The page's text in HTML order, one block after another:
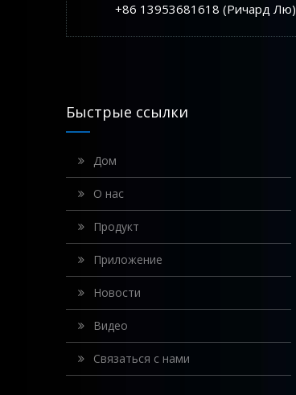
+86 13953681618 (Ричард Лю)
Быстрые ссылки
Дом
О нас
Продукт
Приложение
Новости
Видео
Связаться с нами